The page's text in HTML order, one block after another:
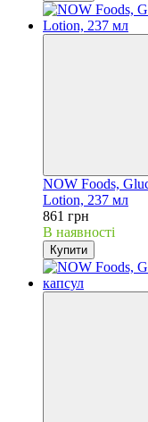
NOW Foods,
Lotion, 237 мл
861 грн
В наявності
Купити